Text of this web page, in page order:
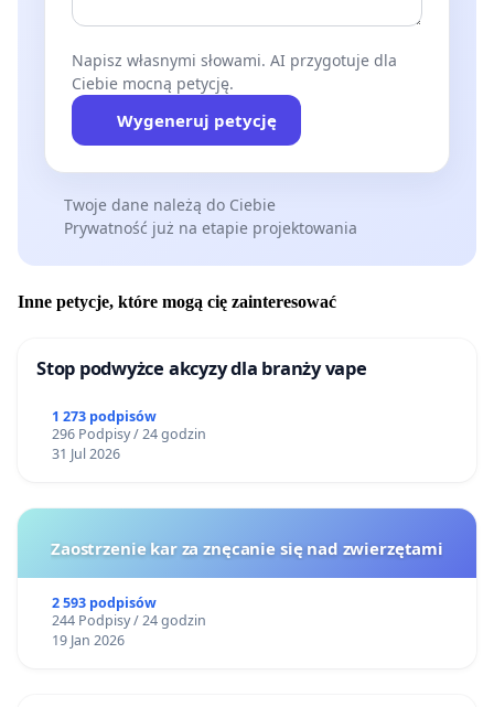
Napisz własnymi słowami. AI przygotuje dla
Ciebie mocną petycję.
Wygeneruj petycję
Twoje dane należą do Ciebie
Prywatność już na etapie projektowania
Inne petycje, które mogą cię zainteresować
Stop podwyżce akcyzy dla branży vape
1 273 podpisów
296 Podpisy / 24 godzin
31 Jul 2026
Zaostrzenie kar za znęcanie się nad zwierzętami
2 593 podpisów
244 Podpisy / 24 godzin
19 Jan 2026